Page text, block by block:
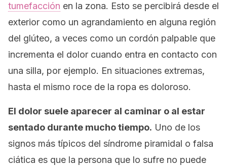
tumefacción en la zona. Esto se percibirá desde el
exterior como un agrandamiento en alguna región
del glúteo, a veces como un cordón palpable que
incrementa el dolor cuando entra en contacto con
una silla, por ejemplo. En situaciones extremas,
hasta el mismo roce de la ropa es doloroso.
El dolor suele aparecer al caminar o al estar
sentado durante mucho tiempo. Uno de los
signos más típicos del síndrome piramidal o falsa
ciática es que la persona que lo sufre no puede